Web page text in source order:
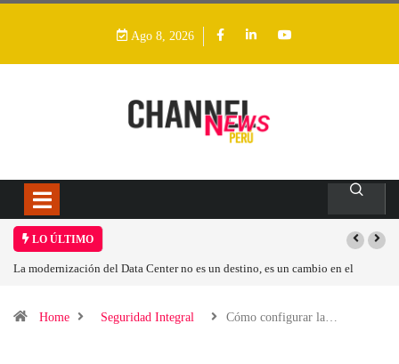
Ago 8, 2026
LO ÚLTIMO
el Los ingresos por semiconductores aumentarán más de un 94 % en 2026
Home Seguridad Integral Cómo configurar la…